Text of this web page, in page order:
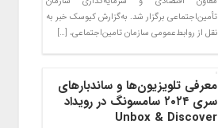
تأمین‌اجتماعی برگزار شد. به‌گزارش کیوسک خبر به
نقل از روابط‌عمومی سازمان تامین‌اجتماعی، […]
معرفی تلویزیون‌ها و ساندبارهای
سری ۲۰۲۴ سامسونگ در رویداد
Unbox & Discover